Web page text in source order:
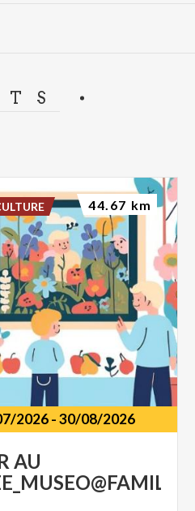
2026-30/08/2026
AU
44.67 km